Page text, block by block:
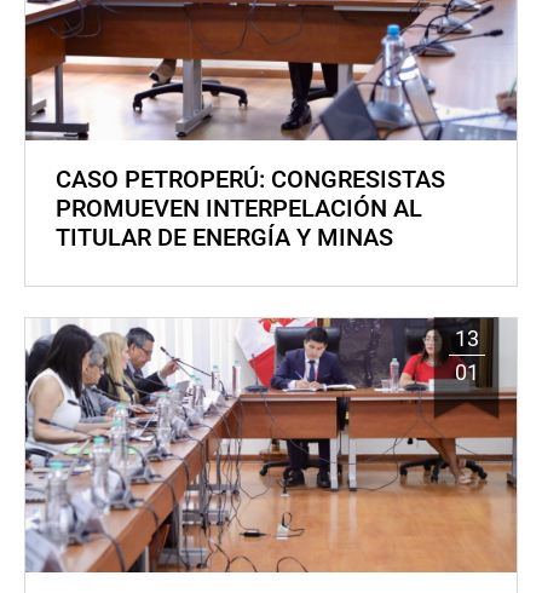
CASO PETROPERÚ: CONGRESISTAS
PROMUEVEN INTERPELACIÓN AL
TITULAR DE ENERGÍA Y MINAS
13
01